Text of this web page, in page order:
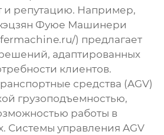
и репутацию. Например,
Фуюе Машинери
) предлагает
адаптированных
клиентов.
средства (AGV)
грузоподъемностью,
работы в
Системы управления AGV